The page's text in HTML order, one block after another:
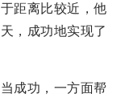
距离比较近，他
，成功地实现了
成功，一方面帮